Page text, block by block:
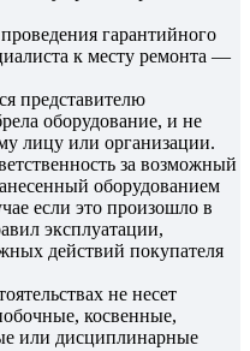
гарантийного
к месту ремонта —
представителю
оборудование, и не
лицу или организации.
за возможный
оборудованием
если это произошло в
эксплуатации,
действий покупателя
не несет
косвенные,
или дисциплинарные